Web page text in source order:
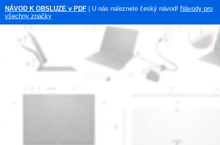
NÁVOD K OBSLUZE v PDF | U nás naleznete český návod! Návody pro
všechny značky